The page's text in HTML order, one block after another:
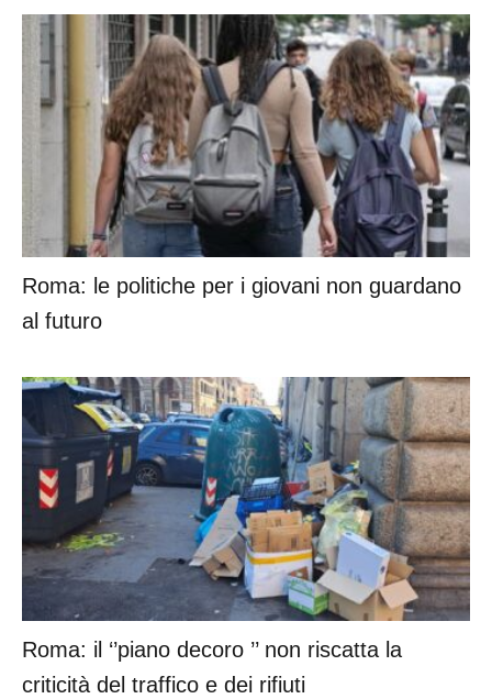
Roma: le politiche per i giovani non guardano
al futuro
Roma: il ‘’piano decoro ’’ non riscatta la
criticità del traffico e dei rifiuti